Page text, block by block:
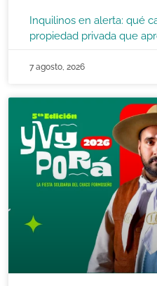
Inquilinos en alerta: qué
propiedad privada que
7 agosto, 2026